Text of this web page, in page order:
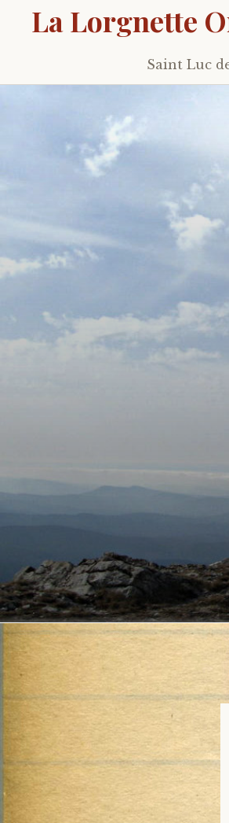
La Lorgnette
Skip
to
Saint Luc